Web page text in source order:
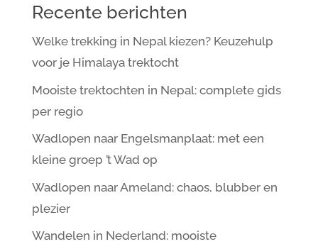
Recente berichten
Welke trekking in Nepal kiezen? Keuzehulp
voor je Himalaya trektocht
Mooiste trektochten in Nepal: complete gids
per regio
Wadlopen naar Engelsmanplaat: met een
kleine groep ’t Wad op
Wadlopen naar Ameland: chaos, blubber en
plezier
Wandelen in Nederland: mooiste